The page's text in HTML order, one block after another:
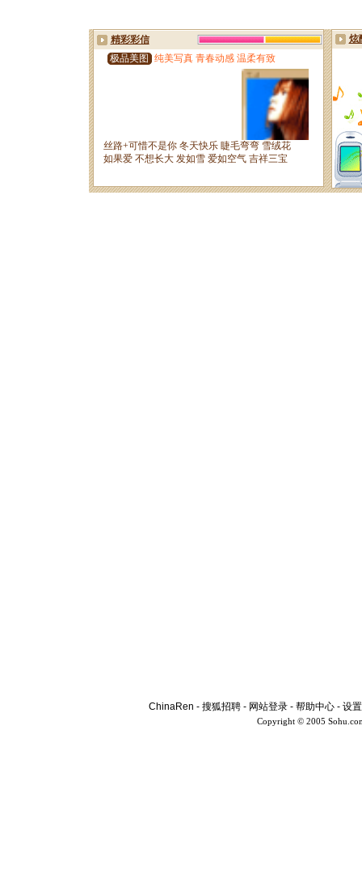
ChinaRen - 搜狐招聘 - 网站登录 - 帮助中心 - 设
Copyright © 2005